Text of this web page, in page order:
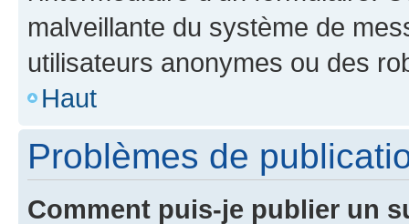
malveillante du système de
utilisateurs anonymes ou des
Haut
Problèmes de
Comment puis-je publier un